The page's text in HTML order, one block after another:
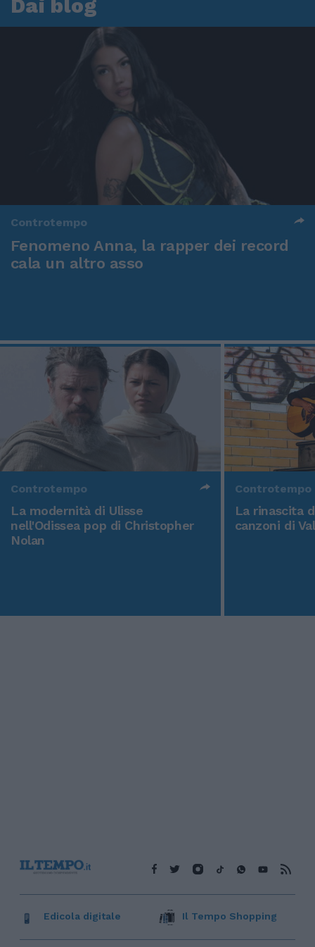
Dai blog
Controtempo
Fenomeno Anna, la rapper dei record
cala un altro asso
Controtempo
La modernità di Ulisse
nell'Odissea pop di Christopher
Nolan
Controtempo
La rinascita
canzoni di
Edicola digitale Il Tempo Shopping